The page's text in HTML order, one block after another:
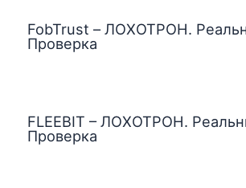
FobTrust – ЛОХОТРОН.
Проверка
FLEEBIT – ЛОХОТРОН.
Проверка